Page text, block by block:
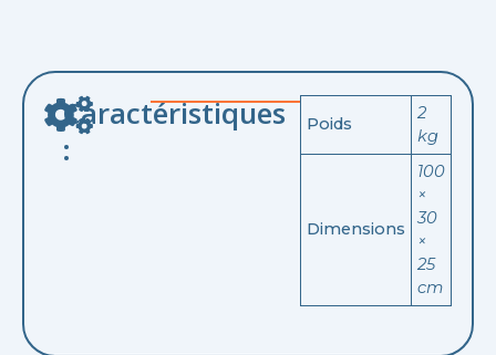
Caractéristiques
:
Poids
2
kg
Dimensions
100
×
30
×
25
cm